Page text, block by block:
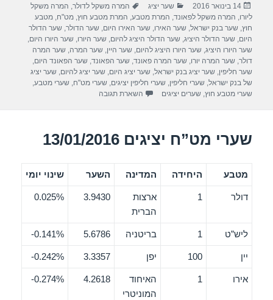
e
b
o
o
k
er
e
פורסם
בתאריך
14 בינואר 2016 קטגוריות
שער יציג תגיות
המרה משקל לדולר המרה משקל
ליורו המרה משקל לפאונד המרת מטבע המרת מטבע חוץ ,מט"ח ,מטבע
חוץ ,שער בנק ישראל ,שער האירו ,שער האירו היום ,שער הדולר ,שער הדולר
היום ,שער הדולר היציג ,שער הדולר היציג להיום ,שער היורו ,שער היורו היום
שער היורו היציג ,שער היורו היציג להיום ,שער היין ,שער המרה ,שער המרה
דולר ,שער המרה יורו ,שער המרה פאונד ,שער הפאונד ,שער הפאונד היום
שער חליפין ,שער יציג בנק ישראל ,שער יציג היום ,שער יציג להיום ,שער יציג
של בנק ישראל ,שערי חליפין ,שערי חליפין יציגים ,שערי מט"ח ,שערי מטבע
שערי מטבע חוץ ,שערים יציגים השארת תגובה
שערי מט”ח יציגים 13/01/2016
מטבע היחידה המדינה השער שינוי יומי
דולר 1
ארצות
הברית
3.9430
0.025%
ליש”ט 1 בריטניה 5.6786
0.141%-
יין 100 יפן 3.3357
0.242%-
אירו 1
האיחוד
המוניטרי
4.2618
0.274%-